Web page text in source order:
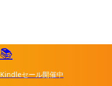
📚
Kindleセール開催中